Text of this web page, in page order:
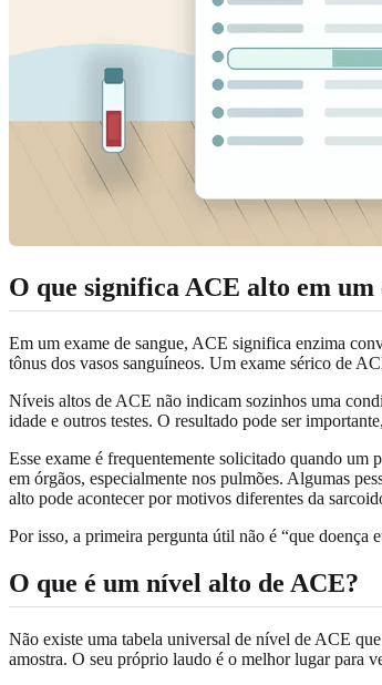
O que significa ACE alto em um
Em um exame de sangue, ACE significa enzima
tônus dos vasos sanguíneos. Um exame sérico de
Níveis altos de ACE não indicam sozinhos uma
idade e outros testes. O resultado pode ser
Esse exame é frequentemente solicitado quando
em órgãos, especialmente nos pulmões. Algumas
alto pode acontecer por motivos diferentes da
Por isso, a primeira pergunta útil não é “que doença
O que é um nível alto de ACE?
Não existe uma tabela universal de nível de ACE
amostra. O seu próprio laudo é o melhor lugar para